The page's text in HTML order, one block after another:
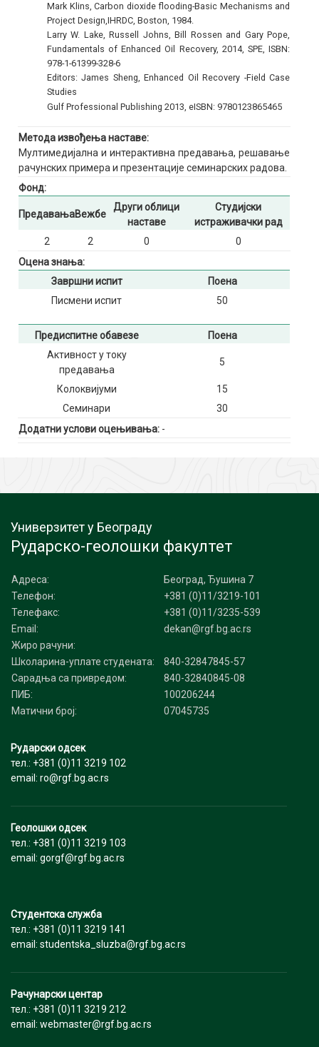
Mark Klins, Carbon dioxide flooding-Basic Mechanisms and
Project Design,IHRDC, Boston, 1984.
Larry W. Lake, Russell Johns, Bill Rossen and Gary Pope,
Fundamentals of Enhanced Oil Recovery, 2014, SPE, ISBN:
978-1-61399-328-6
Editors: James Sheng, Enhanced Oil Recovery -Field Case
Studies
Gulf Professional Publishing 2013, eISBN: 9780123865465
Метода извођења наставе:
Мултимедијална и интерактивна предавања, решавање
рачунских примера и презентације семинарских радова.
Фонд:
ПредавањаВежбе
Други облици
наставе
Студијски
истраживачки рад
2
2 0
0
Оцена знања:
Завршни испит
Поена
Писмени испит
50
Предиспитне обавезе
Поена
Активност у току
предавања
5
Колоквијуми
15
Семинари
30
Додатни услови оцењивања: -
Универзитет у Београду
Рударско-геолошки факултет
Адреса:
Београд, Ђушина 7
Телефон:
+381 (0)11/3219-101
Телефакс:
+381 (0)11/3235-539
Email:
dekan@rgf.bg.ac.rs
Жиро рачуни:
Школарина-уплате студената:
840-32847845-57
Сарадња са привредом:
840-32840845-08
ПИБ:
100206244
Матични број:
07045735
Рударски одсек
тел.: +381 (0)11 3219 102
email: ro@rgf.bg.ac.rs
Геолошки одсек
тел.: +381 (0)11 3219 103
email: gorgf@rgf.bg.ac.rs
Студентска служба
тел.: +381 (0)11 3219 141
email: studentska_sluzba@rgf.bg.ac.rs
Рачунарски центар
тел.: +381 (0)11 3219 212
email: webmaster@rgf.bg.ac.rs